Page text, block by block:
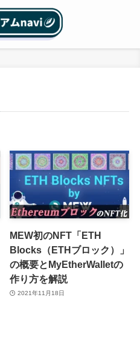
MEW初のNFT「ETH
Blocks（ETHブロック）」
の概要とMyEtherWalletの
作り方を解説
2021年11月18日